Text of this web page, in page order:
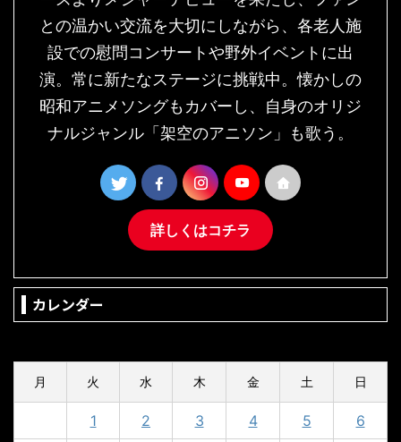
との温かい交流を大切にしながら、各老人施
設での慰問コンサートや野外イベントに出
演。常に新たなステージに挑戦中。懐かしの
昭和アニメソングもカバーし、自身のオリジ
ナルジャンル「架空のアニソン」も歌う。
詳しくはコチラ
カレンダー
月 火 水 木 金 土 日
1 2 3 4 5 6